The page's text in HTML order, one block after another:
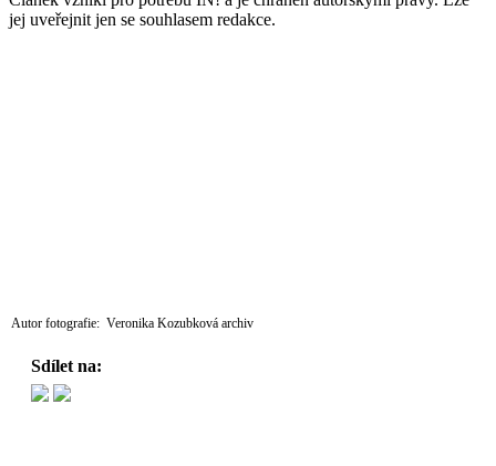
jej uveřejnit jen se souhlasem redakce.
Autor fotografie: Veronika Kozubková archiv
Sdílet na: